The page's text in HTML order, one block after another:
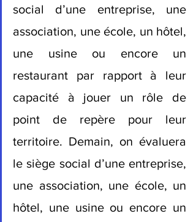
social d’une entreprise, une
association, une école, un hôtel,
une usine ou encore un
restaurant par rapport à leur
capacité à jouer un rôle de
point de repère pour leur
territoire. Demain, on évaluera
le siège social d’une entreprise,
une association, une école, un
hôtel, une usine ou encore un